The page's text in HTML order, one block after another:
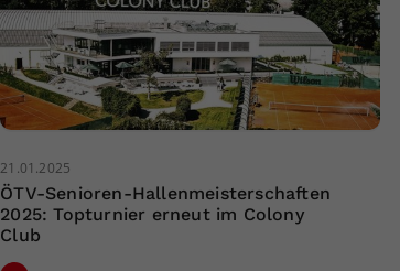
21.01.2025
ÖTV-Senioren-Hallenmeisterschaften
2025: Topturnier erneut im Colony
Club